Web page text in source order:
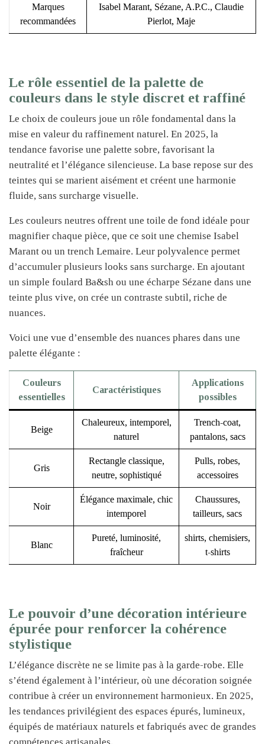
Marques
recommandées
Isabel Marant, Sézane, A.P.C., Claudie
Pierlot, Maje
Le rôle essentiel de la palette de
couleurs dans le style discret et raffiné
Le choix de couleurs joue un rôle fondamental dans la
mise en valeur du raffinement naturel. En 2025, la
tendance favorise une palette sobre, favorisant la
neutralité et l’élégance silencieuse. La base repose sur des
teintes qui se marient aisément et créent une harmonie
fluide, sans surcharge visuelle.
Les couleurs neutres offrent une toile de fond idéale pour
magnifier chaque pièce, que ce soit une chemise Isabel
Marant ou un trench Lemaire. Leur polyvalence permet
d’accumuler plusieurs looks sans surcharge. En ajoutant
un simple foulard Ba&sh ou une écharpe Sézane dans une
teinte plus vive, on crée un contraste subtil, riche de
nuances.
Voici une vue d’ensemble des nuances phares dans une
palette élégante :
Couleurs
essentielles
Caractéristiques
Applications
possibles
Beige
Chaleureux, intemporel,
naturel
Trench-coat,
pantalons, sacs
Gris
Rectangle classique,
neutre, sophistiqué
Pulls, robes,
accessoires
Noir
Élégance maximale, chic
intemporel
Chaussures,
tailleurs, sacs
Blanc
Pureté, luminosité,
fraîcheur
shirts, chemisiers,
t-shirts
Le pouvoir d’une décoration intérieure
épurée pour renforcer la cohérence
stylistique
L’élégance discrète ne se limite pas à la garde-robe. Elle
s’étend également à l’intérieur, où une décoration soignée
contribue à créer un environnement harmonieux. En 2025,
les tendances privilégient des espaces épurés, lumineux,
équipés de matériaux naturels et fabriqués avec de grandes
compétences artisanales.